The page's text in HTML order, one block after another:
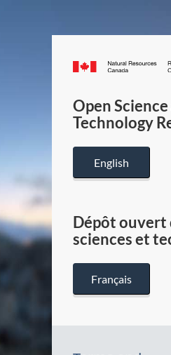
Open Science
Technology
English
Dépôt ouvert
sciences et
Français